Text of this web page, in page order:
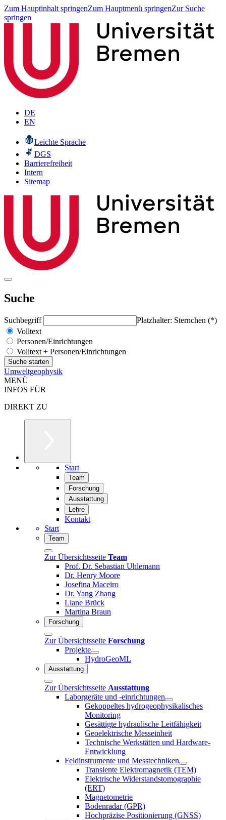
Zum Hauptinhalt springenZum Hauptmenü springenZur Suche
springen
DE
EN
Leichte Sprache
DGS
Barrierefreiheit
Intern
Sitemap
Suche
Suchbegriff
Platzhalter: Sternchen (*)
Volltext
Personen/Einrichtungen
Volltext + Personen/Einrichtungen
Umweltgeophysik
MENÜ
INFOS FÜR
DIREKT ZU
Start
Team
Forschung
Ausstattung
Lehre
Kontakt
Start
Team
Zur Übersichtsseite Team
Prof. Dr. Sebastian Uhlemann
Dr. Henry Moore
Josefina Maceiro
Dr. Yang Zhang
Liane Brück
Martina Braun
Forschung
Zur Übersichtsseite Forschung
Projekte
HydroGeoML
Ausstattung
Zur Übersichtsseite Ausstattung
Laborgeräte und -einrichtungen
Gekoppeltes hydrogeophysikalisches
Monitoring
Gesättigte hydraulische Leitfähigkeit
Geoelektrische Messeinheit
Technische Werkstätten und Hardware-
Entwicklung
Feldinstrumente und Messtechniken
Transiente Elektromagnetik (TEM)
Elektrische Widerstandstomographie
(ERT)
Magnetometrie
Bodenradar (GPR)
Hochpräzise Positionierung (GNSS)